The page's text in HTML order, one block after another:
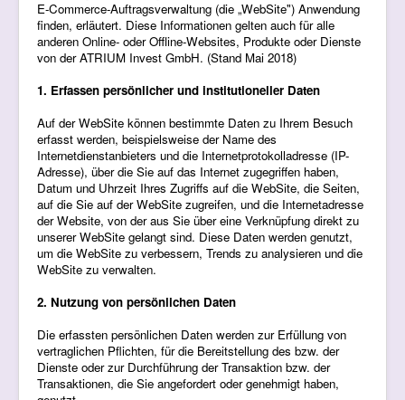
E-Commerce-Auftragsverwaltung (die „WebSite") Anwendung
finden, erläutert. Diese Informationen gelten auch für alle
anderen Online- oder Offline-Websites, Produkte oder Dienste
von der ATRIUM Invest GmbH. (Stand Mai 2018)
1. Erfassen persönlicher und institutioneller Daten
Auf der WebSite können bestimmte Daten zu Ihrem Besuch
erfasst werden, beispielsweise der Name des
Internetdienstanbieters und die Internetprotokolladresse (IP-
Adresse), über die Sie auf das Internet zugegriffen haben,
Datum und Uhrzeit Ihres Zugriffs auf die WebSite, die Seiten,
auf die Sie auf der WebSite zugreifen, und die Internetadresse
der Website, von der aus Sie über eine Verknüpfung direkt zu
unserer WebSite gelangt sind. Diese Daten werden genutzt,
um die WebSite zu verbessern, Trends zu analysieren und die
WebSite zu verwalten.
2. Nutzung von persönlichen Daten
Die erfassten persönlichen Daten werden zur Erfüllung von
vertraglichen Pflichten, für die Bereitstellung des bzw. der
Dienste oder zur Durchführung der Transaktion bzw. der
Transaktionen, die Sie angefordert oder genehmigt haben,